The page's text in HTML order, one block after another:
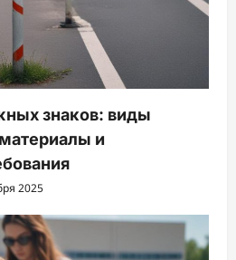
знаков: виды
и
2025